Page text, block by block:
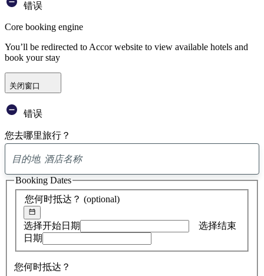
错误
Core booking engine
You’ll be redirected to Accor website to view available hotels and
book your stay
关闭窗口
错误
您去哪里旅行？
找
到
您何时抵达？ (optional)
选择开始日期
选择结束
日期
您何时抵达？
Booking Dates